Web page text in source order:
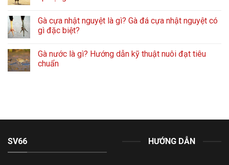
Gà cựa nhật nguyệt là gì? Gà đá cựa nhật nguyệt có
gì đặc biệt?
Gà nước là gì? Hướng dẫn kỹ thuật nuôi đạt tiêu
chuẩn
SV66 HƯỚNG DẪN